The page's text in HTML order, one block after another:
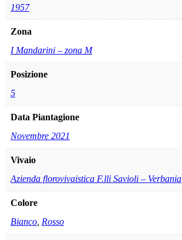
1957
Zona
I Mandarini – zona M
Posizione
5
Data Piantagione
Novembre 2021
Vivaio
Azienda florovivaistica F.lli Savioli – Verbania
Colore
Bianco Rosso